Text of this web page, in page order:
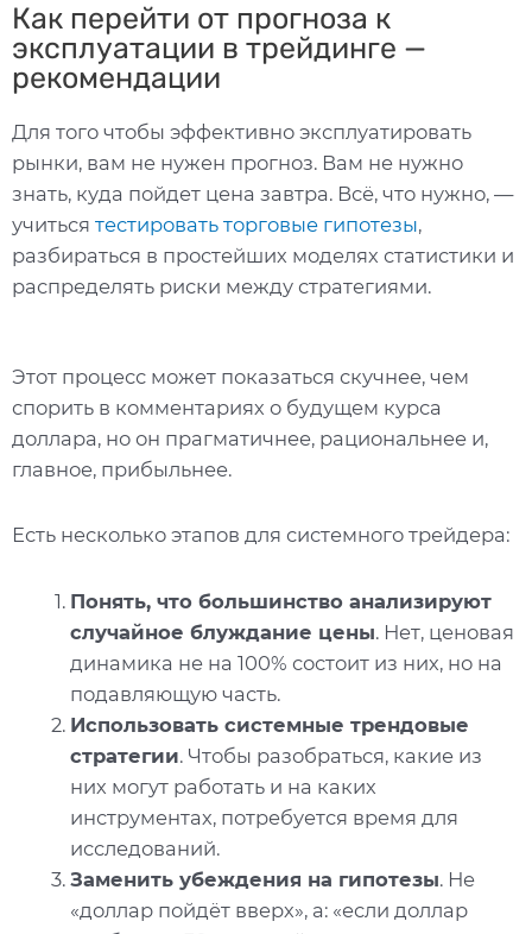
Как перейти от прогноза к
эксплуатации в трейдинге —
рекомендации
Для того чтобы эффективно эксплуатировать
рынки, вам не нужен прогноз. Вам не нужно
знать, куда пойдет цена завтра. Всё, что нужно, —
учиться тестировать торговые гипотезы,
разбираться в простейших моделях статистики и
распределять риски между стратегиями.
Этот процесс может показаться скучнее, чем
спорить в комментариях о будущем курса
доллара, но он прагматичнее, рациональнее и,
главное, прибыльнее.
Есть несколько этапов для системного трейдера:
Понять, что большинство анализируют
случайное блуждание цены. Нет, ценовая
динамика не на 100% состоит из них, но на
подавляющую часть.
Использовать системные трендовые
стратегии. Чтобы разобраться, какие из
них могут работать и на каких
инструментах, потребуется время для
исследований.
Заменить убеждения на гипотезы. Не
«доллар пойдёт вверх», а: «если доллар